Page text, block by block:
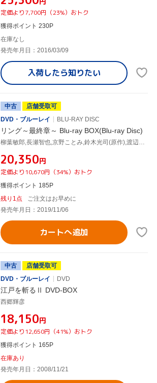
定価より7,700円（23%）おトク
獲得ポイント 230P
在庫なし
発売年月日：2016/03/09
入荷したら知りたい
中古
店舗受取可
DVD・ブルーレイ
BLU-RAY DISC
リング～最終章～ Blu-ray BOX(Blu-ray Disc)
¥20,350円
定価より10,670円（34%）おトク
獲得ポイント 185P
残り1点
ご注文はお早めに
発売年月日：2019/11/06
カートへ追加
中古
店舗受取可
DVD・ブルーレイ
DVD
江戸を斬るⅡ DVD-BOX
西郷輝彦
¥18,150円
定価より12,650円（41%）おトク
獲得ポイント 165P
在庫あり
発売年月日：2008/11/21